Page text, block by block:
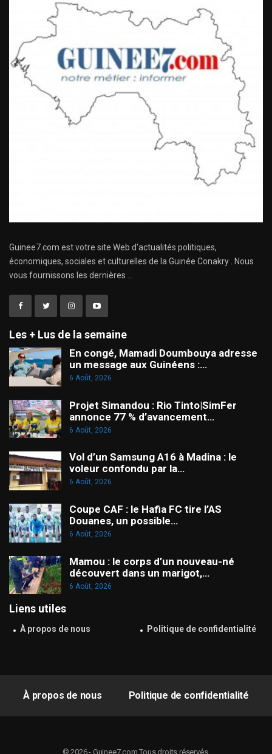
Guinee7.com est votre site Web d'actualités politiques,
économiques, sociales et culturelles de la Guinée Conakry . Nous
vous fournissons les dernières ...
Les + Lus de la semaine
En congé, Mamadi Doumbouya adresse
un message aux Guinéens :…
6 Août, 2026
Projet Simandou : Rio Tinto|SimFer
annonce 77 % d’avancement…
6 Août, 2026
Vol d’un Samsung A16 à Madina : le
voleur confondu par la…
6 Août, 2026
Coupe CAF : le Hafia FC tire l’AS
Douanes, un possible…
6 Août, 2026
Mamou : le corps d’un nouveau-né
découvert dans un marigot,…
6 Août, 2026
Liens utiles
À propos de nous Politique de confidentialité
À propos de nous Politique de confidentialité
© 2026 - Guinee7.com.Tous droits réservés.